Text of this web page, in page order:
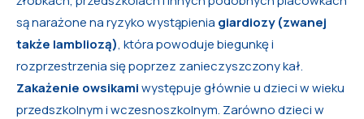
są narażone na ryzyko wystąpienia giardiozy (zwanej
także lambliozą), która powoduje biegunkę i
rozprzestrzenia się poprzez zanieczyszczony kał.
Zakażenie owsikamiwystępuje głównie u dzieci w wieku
przedszkolnym i wczesnoszkolnym. Zarówno dzieci w